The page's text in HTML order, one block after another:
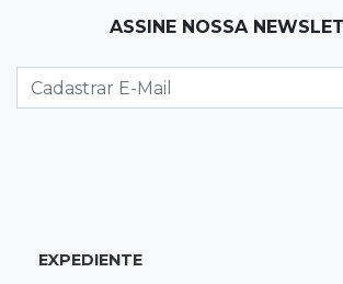
Polícia fecha laboratório
Rapaz é executado a tiros após
ASSINE NOSSA
EXPEDIENTE